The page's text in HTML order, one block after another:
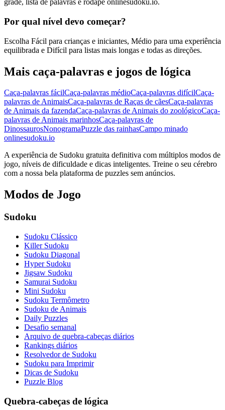
grade, lista de palavras e rodapé onlinesudoku.io.
Por qual nível devo começar?
Escolha Fácil para crianças e iniciantes, Médio para uma experiência
equilibrada e Difícil para listas mais longas e todas as direções.
Mais caça-palavras e jogos de lógica
Caça-palavras fácilCaça-palavras médioCaça-palavras difícilCaça-
palavras de AnimaisCaça-palavras de Raças de cãesCaça-palavras
de Animais da fazendaCaça-palavras de Animais do zoológicoCaça-
palavras de Animais marinhosCaça-palavras de
DinossaurosNonogramaPuzzle das rainhasCampo minado
onlinesudoku.io
A experiência de Sudoku gratuita definitiva com múltiplos modos de
jogo, níveis de dificuldade e dicas inteligentes. Treine o seu cérebro
com a nossa bela plataforma de puzzles sem anúncios.
Modos de Jogo
Sudoku
Sudoku Clássico
Killer Sudoku
Sudoku Diagonal
Hyper Sudoku
Jigsaw Sudoku
Samurai Sudoku
Mini Sudoku
Sudoku Termômetro
Sudoku de Animais
Daily Puzzles
Desafio semanal
Arquivo de quebra-cabeças diários
Rankings diários
Resolvedor de Sudoku
Sudoku para Imprimir
Dicas de Sudoku
Puzzle Blog
Quebra-cabeças de lógica